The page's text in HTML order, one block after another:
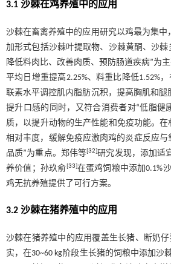
3.1 沙棘在鸡养殖中的应用
沙棘在畜禽养殖中的应用研究以鸡最为集
加形式包括沙棘叶提取物、沙棘黄酮、沙棘
降低料肉比、改善肉质、预防肠道疾病”为
平均日增重提高2.25%、料重比降低1.52%
联素水平调控肌内脂肪沉积，提高胸肌和
提升口感的同时，又符合消费者对“低脂健
质，以提升动物的生产性能和免疫功能。
相对丰度，缓解免疫应激肉鸡的炎症反应
品质”为重点。郑伟等[32]研究发现，添加适
养价值；孙玖俞[33]在蛋鸡饲粮中添加0.1%
鸡无抗养殖提供了可行方案。
3.2 沙棘在猪养殖中的应用
沙棘在猪养殖中的应用覆盖生长猪、断奶
实，在30~60 kg阶段生长猪的饲粮中添加